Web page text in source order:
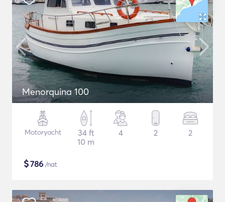
Menorquina 100
Motoryacht
34 ft
10 m
4 2 2
$786 /nat